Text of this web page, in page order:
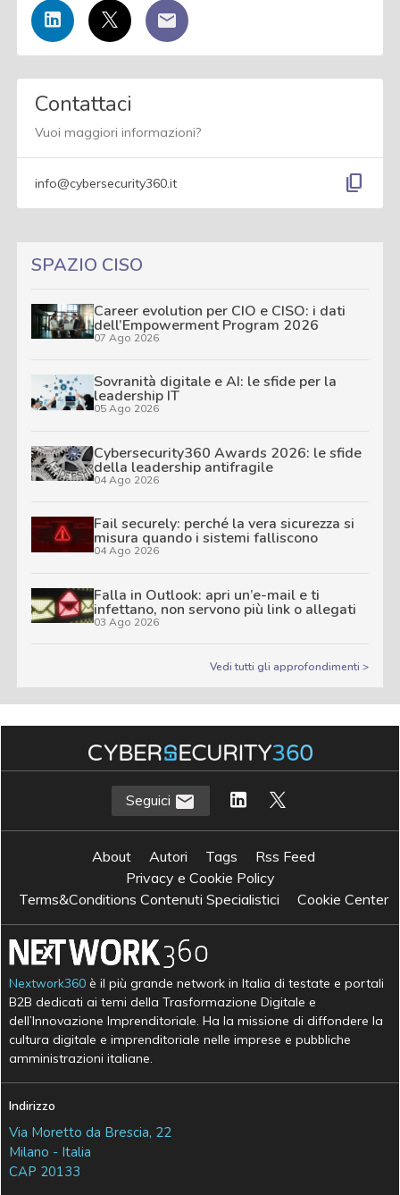
Contattaci
Vuoi maggiori informazioni?
info@cybersecurity360.it content_copy
SPAZIO CISO
Career evolution per CIO e CISO: i dati
dell’Empowerment Program 2026
07 Ago 2026
Sovranità digitale e AI: le sfide per la
leadership IT
05 Ago 2026
Cybersecurity360 Awards 2026: le sfide
della leadership antifragile
04 Ago 2026
Fail securely: perché la vera sicurezza si
misura quando i sistemi falliscono
04 Ago 2026
Falla in Outlook: apri un’e-mail e ti
infettano, non servono più link o allegati
03 Ago 2026
Vedi tutti gli approfondimenti >
Seguici
About Autori Tags
Rss Feed
Privacy e Cookie Policy
Terms&Conditions Contenuti Specialistici
Cookie Center
Nextwork360 è il più grande network in Italia di testate e portali
B2B dedicati ai temi della Trasformazione Digitale e
dell’Innovazione Imprenditoriale. Ha la missione di diffondere la
cultura digitale e imprenditoriale nelle imprese e pubbliche
amministrazioni italiane.
Indirizzo
Via Moretto da Brescia, 22
Milano - Italia
CAP 20133